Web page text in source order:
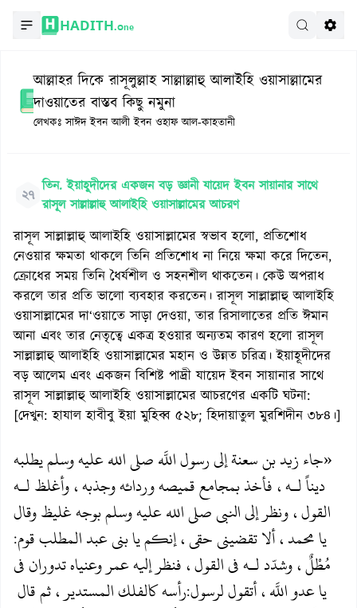
HADITH.One
আল্লাহর দিকে রাসূলুল্লাহ সাল্লাল্লাহু আলাইহি ওয়াসাল্লামের
দাওয়াতের বাস্তব কিছু নমুনা
লেখকঃ সাঈদ ইবন আলী ইবন ওহাফ আল-কাহতানী
২৭
তিন. ইয়াহূদীদের একজন বড় জ্ঞানী যায়েদ ইবন সায়ানার সাথে
রাসূল সাল্লাল্লাহু আলাইহি ওয়াসাল্লামের আচরণ
রাসূল সাল্লাল্লাহু আলাইহি ওয়াসাল্লামের স্বভাব হলো, প্রতিশোধ
নেওয়ার ক্ষমতা থাকলে তিনি প্রতিশোধ না নিয়ে ক্ষমা করে দিতেন,
ক্রোধের সময় তিনি ধৈর্যশীল ও সহনশীল থাকতেন। কেউ অপরাধ
করলে তার প্রতি ভালো ব্যবহার করতেন। রাসূল সাল্লাল্লাহু আলাইহি
ওয়াসাল্লামের দা‘ওয়াতে সাড়া দেওয়া, তার রিসালাতের প্রতি ঈমান
আনা এবং তার নেতৃত্বে একত্র হওয়ার অন্যতম কারণ হলো রাসূল
সাল্লাল্লাহু আলাইহি ওয়াসাল্লামের মহান ও উন্নত চরিত্র। ইয়াহূদীদের
বড় আলেম এবং একজন বিশিষ্ট পাদ্রী যায়েদ ইবন সায়ানার সাথে
রাসূল সাল্লাল্লাহু আলাইহি ওয়াসাল্লামের আচরণের একটি ঘটনা:
[দেখুন: হাযাল হাবীবু ইয়া মুহিব্ব ৫২৮; হিদায়াতুল মুরশিদীন ৩৮৪।]
«جاء زيد بن سعنة إلى رسول اللَّه صلى الله عليه وسلم يطلبه
ديناً لـه، فأخذ بمجامع قميصه وردائه وجذبه، وأغلظ لـه
القول، ونظر إلى النبي صلى الله عليه وسلم بوجه غليظ وقال
:يا محمد، ألا تقضيني حقي، إنكم يا بني عبد المطلب قوم
مُطْلٌ، وشدّد لـه في القول، فنظر إليه عمر وعنياه تدوران في
رأسه كالفلك المستدير، ثم قال:يا عدو اللَّه، أتقول لرسول